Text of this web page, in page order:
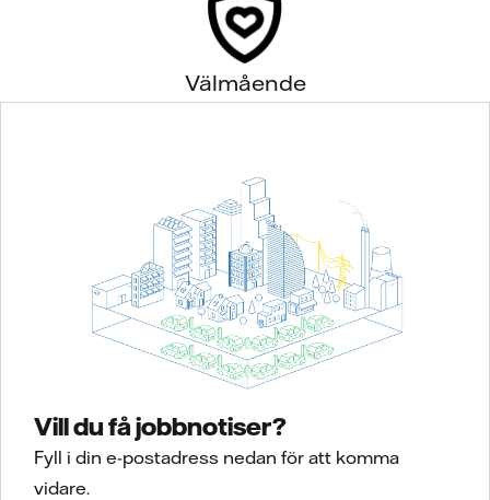
Välmående
Vill du få jobbnotiser?
Fyll i din e-postadress nedan för att komma
vidare.